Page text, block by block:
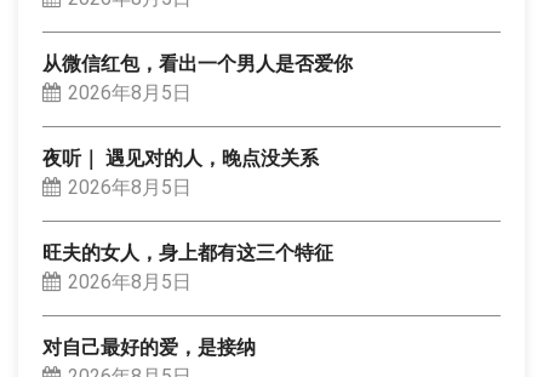
从微信红包，看出一个男人是否爱你
2026年8月5日
夜听｜ 遇见对的人，晚点没关系
2026年8月5日
旺夫的女人，身上都有这三个特征
2026年8月5日
对自己最好的爱，是接纳